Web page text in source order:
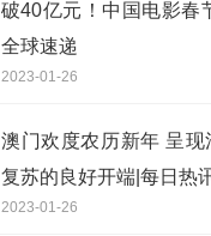
破40亿元！中国电影春
全球速递
2023-01-26
澳门欢度农历新年 呈
复苏的良好开端|每日热
2023-01-26